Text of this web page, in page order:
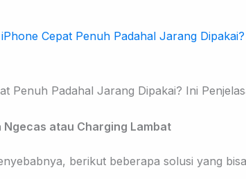
Cepat Penuh Padahal Jarang
Ngecas atau Charging Lambat
berikut beberapa solusi yang